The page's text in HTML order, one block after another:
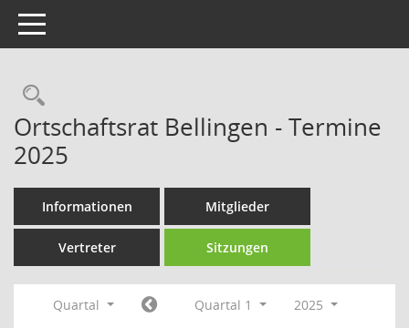
Toggle navigation
Rechercheauswahl
Ortschaftsrat Bellingen - Termine
2025
Informationen Mitglieder
Vertreter Sitzungen
Quartal Quartal 1
2025